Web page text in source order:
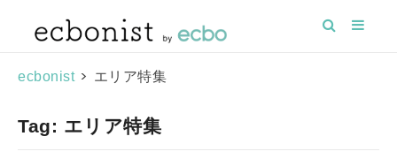
ecbonist > エリア特集
Tag: エリア特集